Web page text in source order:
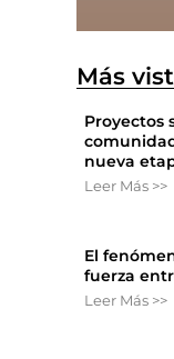
Más
Proyectos
nueva
Leer Más >>
El
fuerza
Leer Más >>